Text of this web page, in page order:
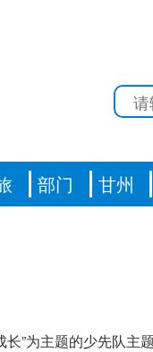
部门 甘州
”为主题的少先队主